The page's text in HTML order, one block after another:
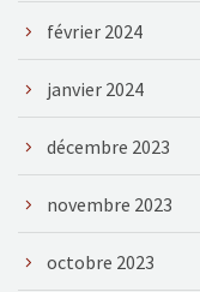
février 2024
janvier 2024
décembre 2023
novembre 2023
octobre 2023